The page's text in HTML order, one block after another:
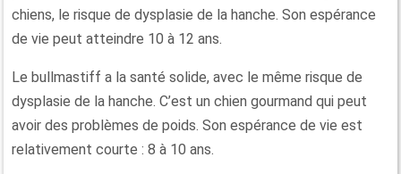
chiens, le risque de dysplasie de la hanche. Son espérance
de vie peut atteindre 10 à 12 ans.
Le bullmastiff a la santé solide, avec le même risque de
dysplasie de la hanche. C’est un chien gourmand qui peut
avoir des problèmes de poids. Son espérance de vie est
relativement courte : 8 à 10 ans.